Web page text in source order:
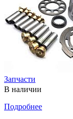
Запчасти
В наличии
Подробнее